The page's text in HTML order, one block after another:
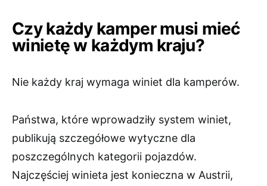
Czy każdy kamper musi mieć
winietę w każdym kraju?
Nie każdy kraj wymaga winiet dla kamperów.
Państwa, które wprowadziły system winiet,
publikują szczegółowe wytyczne dla
poszczególnych kategorii pojazdów.
Najczęściej winieta jest konieczna w Austrii,